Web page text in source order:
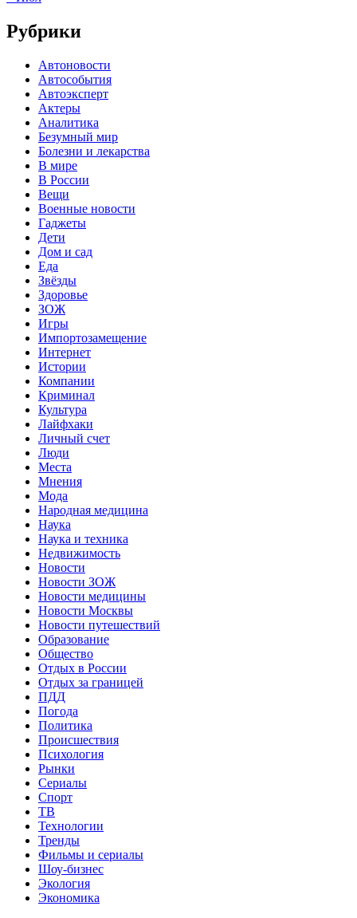
Рубрики
Автоновости
Автособытия
Автоэксперт
Актеры
Аналитика
Безумный мир
Болезни и лекарства
В мире
В России
Вещи
Военные новости
Гаджеты
Дети
Дом и сад
Еда
Звёзды
Здоровье
ЗОЖ
Игры
Импортозамещение
Интернет
Истории
Компании
Криминал
Культура
Лайфхаки
Личный счет
Люди
Места
Мнения
Мода
Народная медицина
Наука
Наука и техника
Недвижимость
Новости
Новости ЗОЖ
Новости медицины
Новости Москвы
Новости путешествий
Образование
Общество
Отдых в России
Отдых за границей
ПДД
Погода
Политика
Происшествия
Психология
Рынки
Сериалы
Спорт
ТВ
Технологии
Тренды
Фильмы и сериалы
Шоу-бизнес
Экология
Экономика